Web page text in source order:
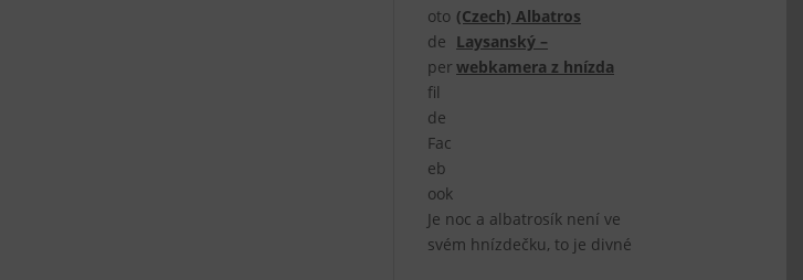
(Czech) Albatros
Laysanský –
webkamera z hnízda
Je noc a albatrosík není ve
svém hnízdečku, to je divné